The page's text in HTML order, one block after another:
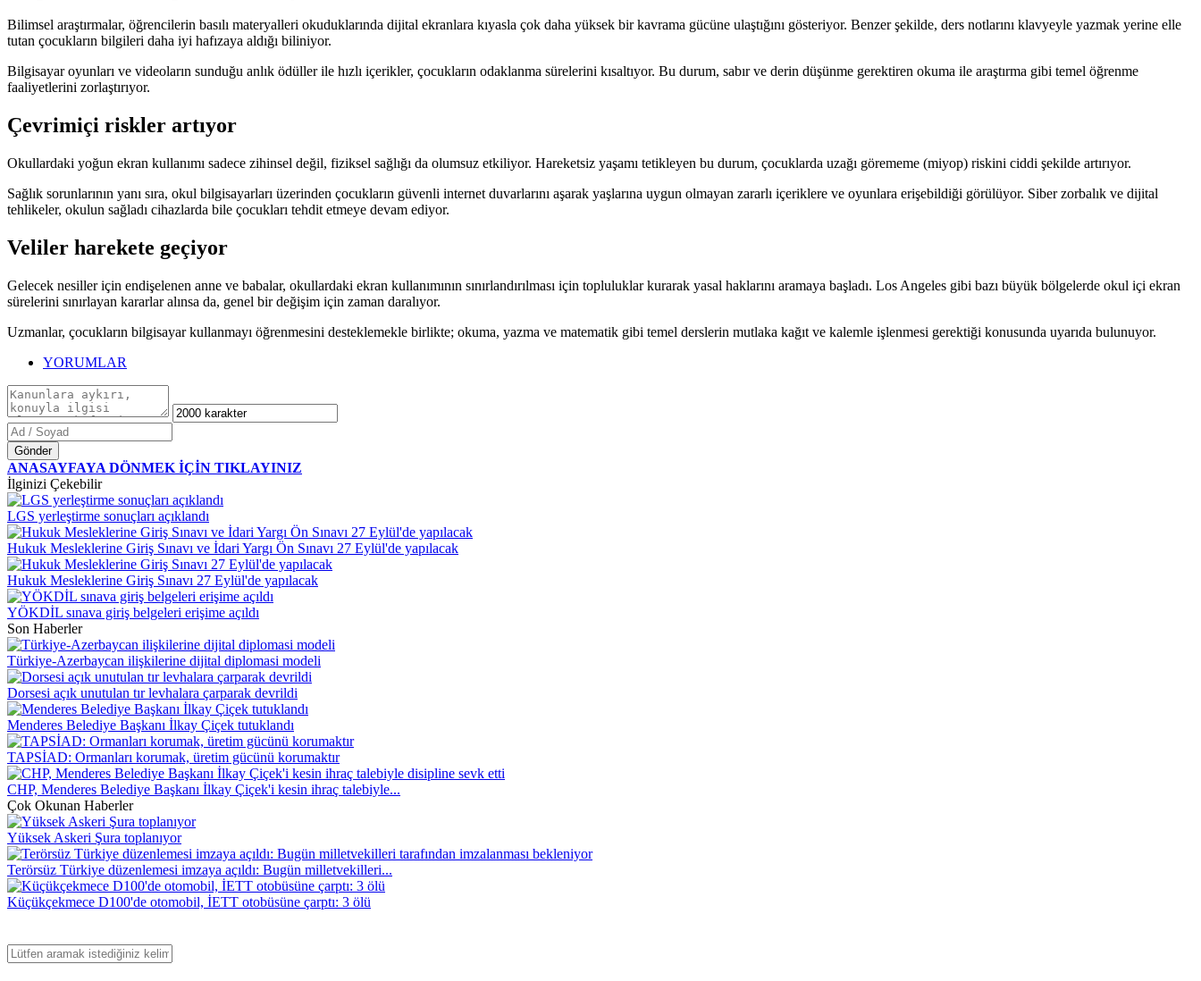
Bilimsel araştırmalar, öğrencilerin basılı materyalleri okuduklarında dijital ekranlara kıyasla çok daha yüksek bir kavrama gücüne ulaştığını gösteriyor. Benzer şekilde, ders notlarını klavyeyle yazmak yerine elle
tutan çocukların bilgileri daha iyi hafızaya aldığı biliniyor.
Bilgisayar oyunları ve videoların sunduğu anlık ödüller ile hızlı içerikler, çocukların odaklanma sürelerini kısaltıyor. Bu durum, sabır ve derin düşünme gerektiren okuma ile araştırma gibi temel öğrenme
faaliyetlerini zorlaştırıyor.
Çevrimiçi riskler artıyor
Okullardaki yoğun ekran kullanımı sadece zihinsel değil, fiziksel sağlığı da olumsuz etkiliyor. Hareketsiz yaşamı tetikleyen bu durum, çocuklarda uzağı görememe (miyop) riskini ciddi şekilde artırıyor.
Sağlık sorunlarının yanı sıra, okul bilgisayarları üzerinden çocukların güvenli internet duvarlarını aşarak yaşlarına uygun olmayan zararlı içeriklere ve oyunlara erişebildiği görülüyor. Siber zorbalık ve dijital
tehlikeler, okulun sağladı cihazlarda bile çocukları tehdit etmeye devam ediyor.
Veliler harekete geçiyor
Gelecek nesiller için endişelenen anne ve babalar, okullardaki ekran kullanımının sınırlandırılması için topluluklar kurarak yasal haklarını aramaya başladı. Los Angeles gibi bazı büyük bölgelerde okul içi ekran
sürelerini sınırlayan kararlar alınsa da, genel bir değişim için zaman daralıyor.
Uzmanlar, çocukların bilgisayar kullanmayı öğrenmesini desteklemekle birlikte; okuma, yazma ve matematik gibi temel derslerin mutlaka kağıt ve kalemle işlenmesi gerektiği konusunda uyarıda bulunuyor.
YORUMLAR
Gönder
ANASAYFAYA DÖNMEK İÇİN TIKLAYINIZ
İlginizi Çekebilir
LGS yerleştirme sonuçları açıklandı
Hukuk Mesleklerine Giriş Sınavı ve İdari Yargı Ön Sınavı 27 Eylül'de yapılacak
Hukuk Mesleklerine Giriş Sınavı 27 Eylül'de yapılacak
YÖKDİL sınava giriş belgeleri erişime açıldı
Son Haberler
Türkiye-Azerbaycan ilişkilerine dijital diplomasi modeli
Dorsesi açık unutulan tır levhalara çarparak devrildi
Menderes Belediye Başkanı İlkay Çiçek tutuklandı
TAPSİAD: Ormanları korumak, üretim gücünü korumaktır
CHP, Menderes Belediye Başkanı İlkay Çiçek'i kesin ihraç talebiyle...
Çok Okunan Haberler
Yüksek Askeri Şura toplanıyor
Terörsüz Türkiye düzenlemesi imzaya açıldı: Bugün milletvekilleri...
Küçükçekmece D100'de otomobil, İETT otobüsüne çarptı: 3 ölü